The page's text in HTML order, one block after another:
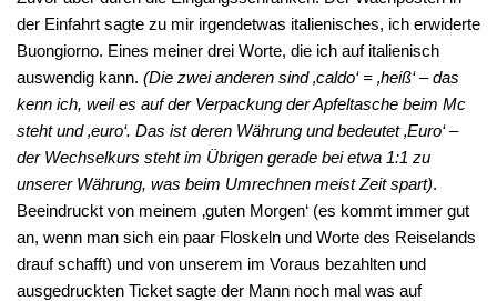
der Einfahrt sagte zu mir irgendetwas italienisches, ich erwiderte
Buongiorno. Eines meiner drei Worte, die ich auf italienisch
auswendig kann. (Die zwei anderen sind ‚caldo‘ = ‚heiß‘ – das
kenn ich, weil es auf der Verpackung der Apfeltasche beim Mc
steht und ‚euro‘. Das ist deren Währung und bedeutet ‚Euro‘ –
der Wechselkurs steht im Übrigen gerade bei etwa 1:1 zu
unserer Währung, was beim Umrechnen meist Zeit spart).
Beeindruckt von meinem ‚guten Morgen‘ (es kommt immer gut
an, wenn man sich ein paar Floskeln und Worte des Reiselands
drauf schafft) und von unserem im Voraus bezahlten und
ausgedruckten Ticket sagte der Mann noch mal was auf